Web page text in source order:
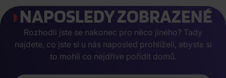
NAPOSLEDY ZOBRAZENÉ
Rozhodli jste se nakonec pro něco jiného? Tady
najdete, co jste si u nás naposled prohlíželi, abyste si
to mohli co nejdříve pořídit domů.